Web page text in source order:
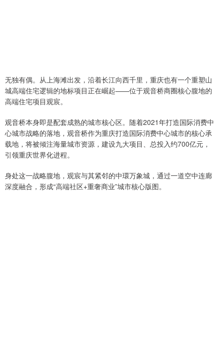
无独有偶。从上海滩出发，沿着长江向西千里，重庆也有一个重塑山
城高端住宅逻辑的地标项目正在崛起——位于观音桥商圈核心腹地的
高端住宅项目观宸。
观音桥本身即是配套成熟的城市核心区。随着2021年打造国际消费中
心城市战略的落地，观音桥作为重庆打造国际消费中心城市的核心承
载地，将被倾注海量城市资源，建设九大项目、总投入约700亿元，
引领重庆世界化进程。
身处这一战略腹地，观宸与其紧邻的中環万象城，通过一道空中连廊
深度融合，形成“高端社区+重奢商业”城市核心版图。